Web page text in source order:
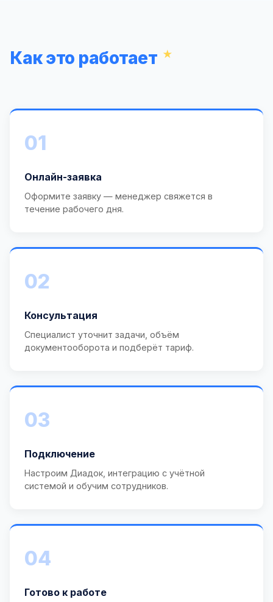
Как это работает
01
Онлайн-заявка
Оформите заявку — менеджер свяжется в
течение рабочего дня.
02
Консультация
Специалист уточнит задачи, объём
документооборота и подберёт тариф.
03
Подключение
Настроим Диадок, интеграцию с учётной
системой и обучим сотрудников.
04
Готово к работе